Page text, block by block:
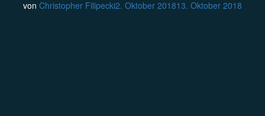
von Christopher Filipecki2. Oktober 201813. Oktober 2018